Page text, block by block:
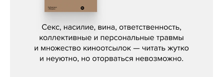
Сергей Кузнецов, «Мясорубка